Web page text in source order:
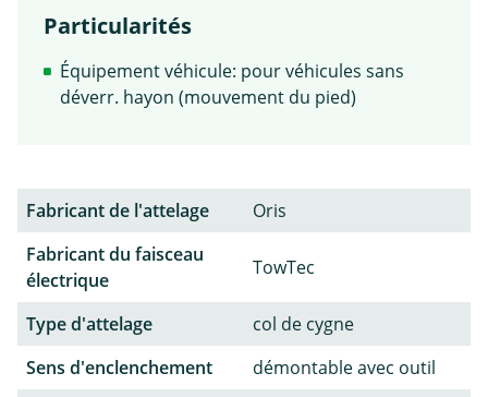
Particularités
Équipement véhicule: pour véhicules sans
déverr. hayon (mouvement du pied)
Fabricant de l'attelage
Oris
Fabricant du faisceau
électrique
TowTec
Type d'attelage
col de cygne
Sens d'enclenchement
démontable avec outil